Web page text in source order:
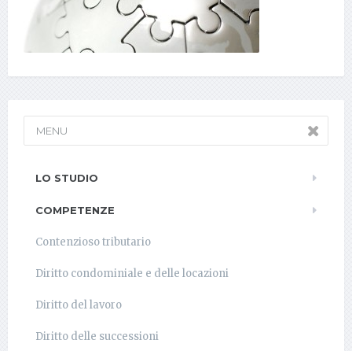
MENU
LO STUDIO
COMPETENZE
Contenzioso tributario
Diritto condominiale e delle locazioni
Diritto del lavoro
Diritto delle successioni